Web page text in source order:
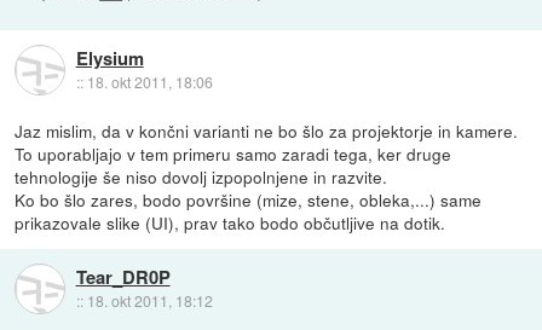
Elysium
:: 18. okt 2011, 18:06
Jaz mislim, da v končni varianti ne bo šlo za projektorje in kamere.
To uporabljajo v tem primeru samo zaradi tega, ker druge
tehnologije še niso dovolj izpopolnjene in razvite.
Ko bo šlo zares, bodo površine (mize, stene, obleka,...) same
prikazovale slike (UI), prav tako bodo občutljive na dotik.
Tear_DR0P
:: 18. okt 2011, 18:12